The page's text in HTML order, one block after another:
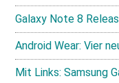
Galaxy Note 8
Android Wear: Vier
Mit Links: Samsung